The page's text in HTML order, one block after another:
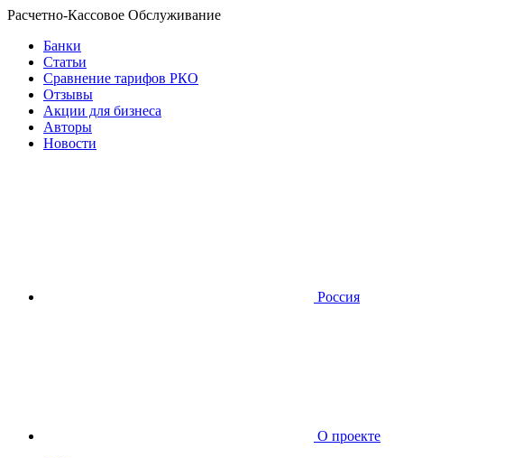
Расчетно-Кассовое Обслуживание
Банки
Статьи
Сравнение тарифов РКО
Отзывы
Акции для бизнеса
Авторы
Новости
Россия
О проекте